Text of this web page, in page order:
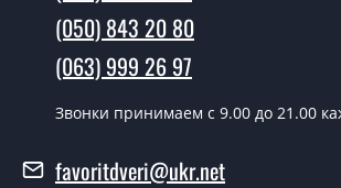
день.
Можно на сегодня
У вас есть в наличии
(050) 843 20 80
(063) 999 26 97
Звонки принимаем c 9.00 до 21.00
favoritdveri@ukr.net